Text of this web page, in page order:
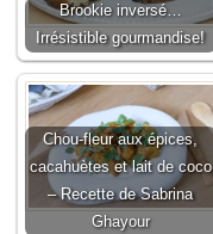
Brookie inversé…
Irrésistible gourmandise!
Chou-fleur aux épices,
cacahuètes et lait de coco
– Recette de Sabrina
Ghayour